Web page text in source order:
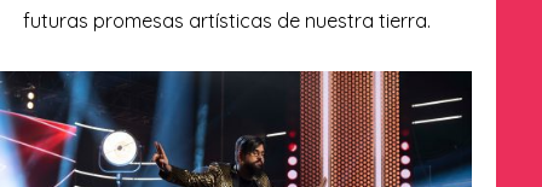
futuras promesas artísticas de nuestra tierra.